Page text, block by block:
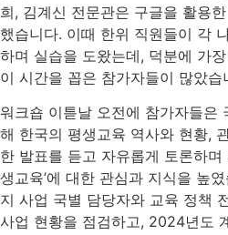
희, 김계신 전문관은 구글을 활용
했습니다. 이때 한위 직원들이 각
하며 실습을 도왔는데, 덕분에 가
이 시간을 꼽은 참가자들이 많았습
워크숍 이튿날 오전에 참가자들은
해 한국의 평생교육 역사와 현황,
한 발표를 듣고 자유롭게 토론하며
생교육’에 대한 관심과 지식을 높
지 사업 국별 담당자와 교육 정책
사업 현황을 점검하고, 2024년도